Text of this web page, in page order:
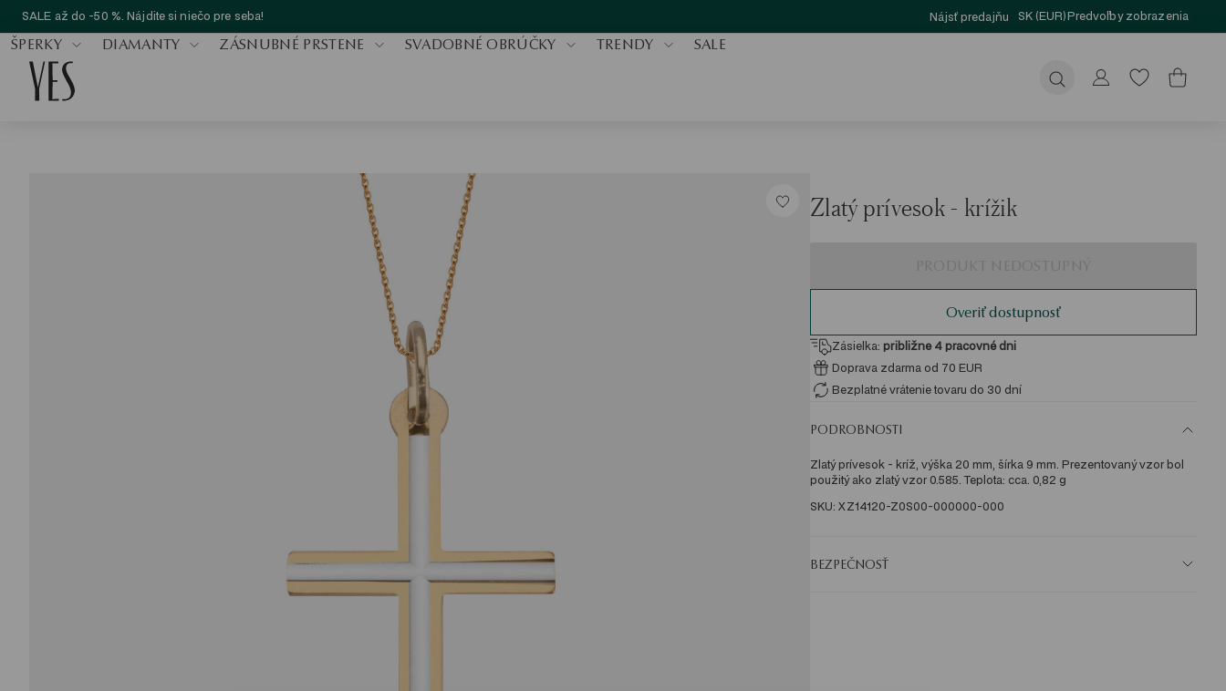
SALE až do -50 %. Nájdite si niečo pre seba! Nájsť predajňu SK (EUR)Predvoľby zobrazenia
ŠPERKY DIAMANTY ZÁSNUBNÉ PRSTENE SVADOBNÉ OBRÚČKY TRENDY SALE
Odoslať
Zlatý prívesok - krížik
Overiť dostupnosť
Zásielka: približne 4 pracovné dni
Doprava zdarma od 70 EUR
Bezplatné vrátenie tovaru do 30 dní
PODROBNOSTI
Zlatý prívesok - kríž, výška 20 mm, šírka 9 mm. Prezentovaný vzor bol
použitý ako zlatý vzor 0.585. Teplota: cca. 0,82 g
SKU: XZ14120-Z0S00-000000-000
BEZPEČNOSŤ